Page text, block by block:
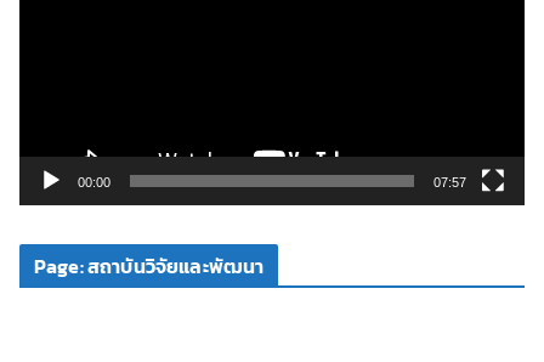
ดี
00:00 07:57
Page: สถาบันวิจัยและพัฒนา